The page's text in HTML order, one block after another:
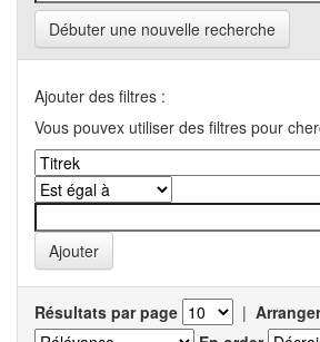
Débuter une nouvelle recherche
Ajouter des filtres :
Vous pouvex utiliser des filtres pour
Résultats par page |